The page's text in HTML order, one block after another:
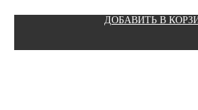
ДОБАВИТЬ В